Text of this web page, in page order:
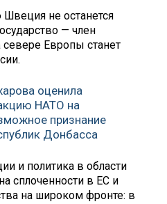
Швеция не останется
— член
севере Европы станет
оценила
НАТО на
признание
Донбасса
и политика в области
сплоченности в ЕС и
на широком фронте: в